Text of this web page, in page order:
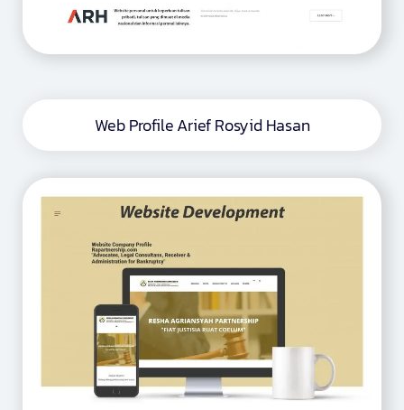
Web Profile Arief Rosyid Hasan